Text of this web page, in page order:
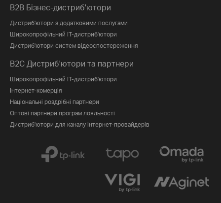
B2B Бізнес-дистриб'ютори
Дистриб'ютори з додатковими послугами
Широкопрофільний IT-дистриб'ютори
Дистриб'ютори систем відеоспостереження
B2C Дистриб'ютори та партнери
Широкопрофільний IT-дистриб'ютори
Інтернет-комерція
Національні роздрібні партнери
Оптові партнери програм лояльності
Дистриб'ютори для каналу інтернет-провайдерів